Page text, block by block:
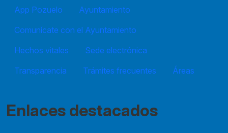
App Pozuelo
Ayuntamiento
Comunícate con el Ayuntamiento
Hechos vitales
Sede electrónica
Transparencia
Trámites frecuentes Áreas
Enlaces destacados